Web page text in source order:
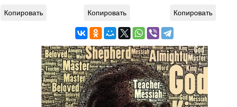
Копировать Копировать Копировать